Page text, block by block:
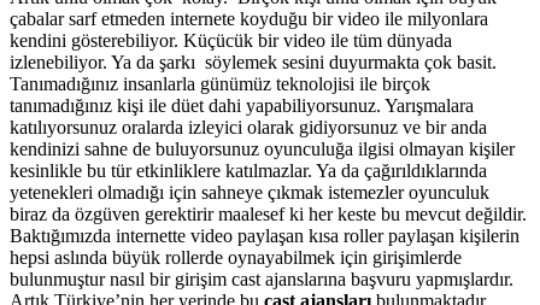
çabalar sarf etmeden internete koyduğu bir video ile milyonlara
kendini gösterebiliyor. Küçücük bir video ile tüm dünyada
izlenebiliyor. Ya da şarkı söylemek sesini duyurmakta çok basit.
Tanımadığınız insanlarla günümüz teknolojisi ile birçok
tanımadığınız kişi ile düet dahi yapabiliyorsunuz. Yarışmalara
katılıyorsunuz oralarda izleyici olarak gidiyorsunuz ve bir anda
kendinizi sahne de buluyorsunuz oyunculuğa ilgisi olmayan kişiler
kesinlikle bu tür etkinliklere katılmazlar. Ya da çağırıldıklarında
yetenekleri olmadığı için sahneye çıkmak istemezler oyunculuk
biraz da özgüven gerektirir maalesef ki her keste bu mevcut değildir.
Baktığımızda internette video paylaşan kısa roller paylaşan kişilerin
hepsi aslında büyük rollerde oynayabilmek için girişimlerde
bulunmuştur nasıl bir girişim cast ajanslarına başvuru yapmışlardır.
Artık Türkiye’nin her yerinde bu cast ajansları bulunmaktadır.